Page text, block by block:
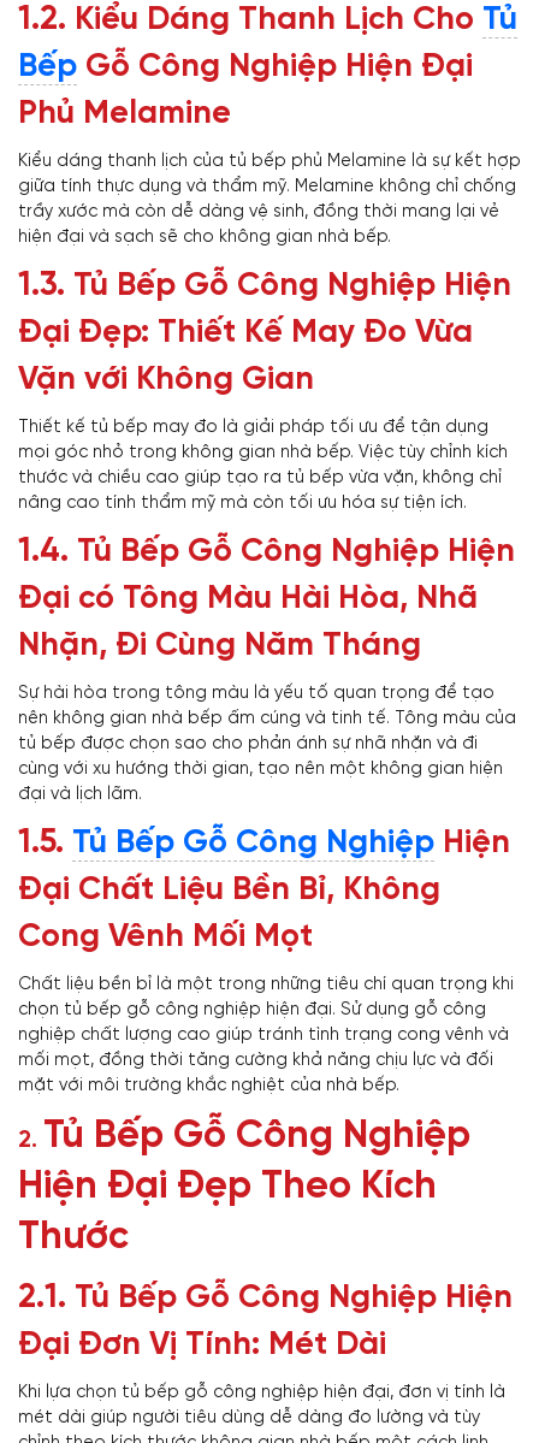
1.2. Kiểu Dáng Thanh Lịch Cho Tủ
Bếp Gỗ Công Nghiệp Hiện Đại
Phủ Melamine
Kiểu dáng thanh lịch của tủ bếp phủ Melamine là sự kết hợp
giữa tính thực dụng và thẩm mỹ. Melamine không chỉ chống
trầy xước mà còn dễ dàng vệ sinh, đồng thời mang lại vẻ
hiện đại và sạch sẽ cho không gian nhà bếp.
1.3. Tủ Bếp Gỗ Công Nghiệp Hiện
Đại Đẹp: Thiết Kế May Đo Vừa
Vặn với Không Gian
Thiết kế tủ bếp may đo là giải pháp tối ưu để tận dụng
mọi góc nhỏ trong không gian nhà bếp. Việc tùy chỉnh kích
thước và chiều cao giúp tạo ra tủ bếp vừa vặn, không chỉ
nâng cao tính thẩm mỹ mà còn tối ưu hóa sự tiện ích.
1.4. Tủ Bếp Gỗ Công Nghiệp Hiện
Đại có Tông Màu Hài Hòa, Nhã
Nhặn, Đi Cùng Năm Tháng
Sự hài hòa trong tông màu là yếu tố quan trọng để tạo
nên không gian nhà bếp ấm cúng và tinh tế. Tông màu của
tủ bếp được chọn sao cho phản ánh sự nhã nhặn và đi
cùng với xu hướng thời gian, tạo nên một không gian hiện
đại và lịch lãm.
1.5. Tủ Bếp Gỗ Công Nghiệp Hiện
Đại Chất Liệu Bền Bỉ, Không
Cong Vênh Mối Mọt
Chất liệu bền bỉ là một trong những tiêu chí quan trọng khi
chọn tủ bếp gỗ công nghiệp hiện đại. Sử dụng gỗ công
nghiệp chất lượng cao giúp tránh tình trạng cong vênh và
mối mọt, đồng thời tăng cường khả năng chịu lực và đối
mặt với môi trường khắc nghiệt của nhà bếp.
2. Tủ Bếp Gỗ Công Nghiệp
Hiện Đại Đẹp Theo Kích
Thước
2.1. Tủ Bếp Gỗ Công Nghiệp Hiện
Đại Đơn Vị Tính: Mét Dài
Khi lựa chọn tủ bếp gỗ công nghiệp hiện đại, đơn vị tính là
mét dài giúp người tiêu dùng dễ dàng đo lường và tùy